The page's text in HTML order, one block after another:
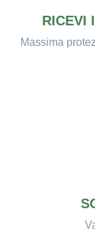
RICEVI
Massima